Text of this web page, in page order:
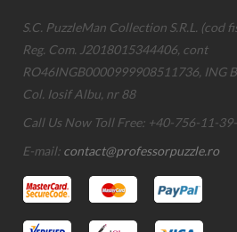
S.C. PuzzleMan Collection S.R.L. (cod
Reg. Com. J2018015344406, cont
RO46INGB0000999908511736, ING
Col. Iosif Albu, nr 88
Call Us Now Toll Free: +40-756-11-
E-mail: contact@professorpuzzle.ro